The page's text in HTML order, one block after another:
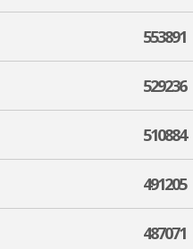
553891
529236
510884
491205
487071